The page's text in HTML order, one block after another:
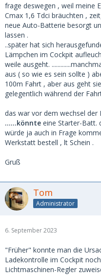
frage deswegen , weil meine
Cmax 1,6 Tdci bräuchten ,
neue Auto-Batterie besorgt
lassen .
..später hat sich
Lämpchen im Cockpit
weile ausgeht.
aus ( so wie es sein sollte )
100m Fahrt , aber aus geht
gelegentlich während der
das war vor dem wechsel der
......könnte eine Starter-Batt.
würde ja auch in Frage
Werkstatt bestell , lt Schein .
Gruß
Tom
Administrator
6. September 2023
"Früher" konnte man die
Ladekontrolle im Cockpit
Lichtmaschinen-Regler